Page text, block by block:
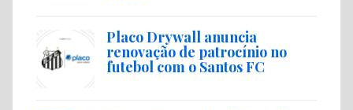
Placo Drywall anuncia
renovação de patrocínio no
futebol com o Santos FC